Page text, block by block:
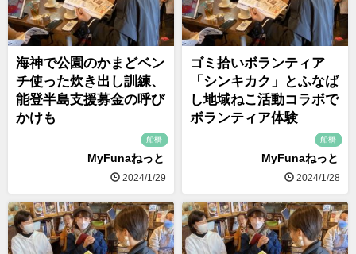
海神で公園のかまどベン
チ使った炊き出し訓練、
能登半島支援募金の呼び
かけも
船橋
MyFunaねっと
2024/1/29
ゴミ拾いボランティア
「シンキカク」とふなば
し地域ねこ活動コラボで
ボランティア体験
船橋
MyFunaねっと
2024/1/28